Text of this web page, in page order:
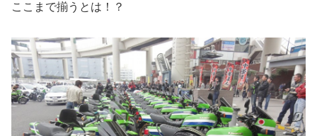
ここまで揃うとは！？